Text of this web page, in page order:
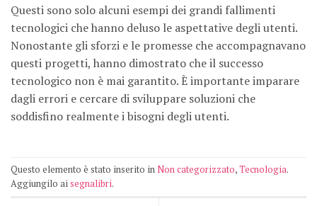
Questi sono solo alcuni esempi dei grandi fallimenti
tecnologici che hanno deluso le aspettative degli utenti.
Nonostante gli sforzi e le promesse che accompagnavano
questi progetti, hanno dimostrato che il successo
tecnologico non è mai garantito. È importante imparare
dagli errori e cercare di sviluppare soluzioni che
soddisfino realmente i bisogni degli utenti.
Questo elemento è stato inserito inNon categorizzato,Tecnologia.
Aggiungilo aisegnalibri.